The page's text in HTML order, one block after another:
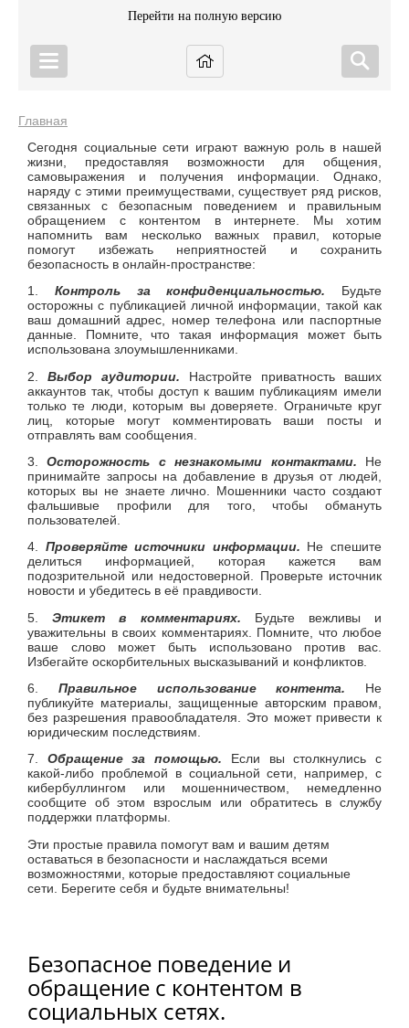
Перейти на полную версию
Главная
Сегодня социальные сети играют важную роль в нашей
жизни, предоставляя возможности для общения,
самовыражения и получения информации. Однако,
наряду с этими преимуществами, существует ряд рисков,
связанных с безопасным поведением и правильным
обращением с контентом в интернете. Мы хотим
напомнить вам несколько важных правил, которые
помогут избежать неприятностей и сохранить
безопасность в онлайн-пространстве:
1. Контроль за конфиденциальностью. Будьте
осторожны с публикацией личной информации, такой как
ваш домашний адрес, номер телефона или паспортные
данные. Помните, что такая информация может быть
использована злоумышленниками.
2. Выбор аудитории. Настройте приватность ваших
аккаунтов так, чтобы доступ к вашим публикациям имели
только те люди, которым вы доверяете. Ограничьте круг
лиц, которые могут комментировать ваши посты и
отправлять вам сообщения.
3.Осторожность с незнакомыми контактами. Не
принимайте запросы на добавление в друзья от людей,
которых вы не знаете лично. Мошенники часто создают
фальшивые профили для того, чтобы обмануть
пользователей.
4. Проверяйте источники информации. Не спешите
делиться информацией, которая кажется вам
подозрительной или недостоверной. Проверьте источник
новости и убедитесь в её правдивости.
5.Этикет в комментариях. Будьте вежливы и
уважительны в своих комментариях. Помните, что любое
ваше слово может быть использовано против вас.
Избегайте оскорбительных высказываний и конфликтов.
6. Правильное использование контента. Не
публикуйте материалы, защищенные авторским правом,
без разрешения правообладателя. Это может привести к
юридическим последствиям.
7. Обращение за помощью. Если вы столкнулись с
какой-либо проблемой в социальной сети, например, с
кибербуллингом или мошенничеством, немедленно
сообщите об этом взрослым или обратитесь в службу
поддержки платформы.
Эти простые правила помогут вам и вашим детям
оставаться в безопасности и наслаждаться всеми
возможностями, которые предоставляют социальные
сети. Берегите себя и будьте внимательны!
Безопасное поведение и
обращение с контентом в
социальных сетях.